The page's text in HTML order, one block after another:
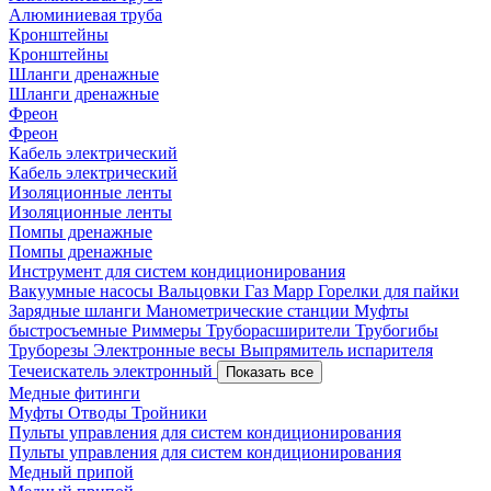
Алюминиевая труба
Кронштейны
Кронштейны
Шланги дренажные
Шланги дренажные
Фреон
Фреон
Кабель электрический
Кабель электрический
Изоляционные ленты
Изоляционные ленты
Помпы дренажные
Помпы дренажные
Инструмент для систем кондиционирования
Вакуумные насосы Вальцовки Газ Mapp Горелки для пайки
Зарядные шланги Манометрические станции Муфты
быстросъемные Риммеры Труборасширители Трубогибы
Труборезы Электронные весы Выпрямитель испарителя
Течеискатель электронный
Показать все
Медные фитинги
Муфты Отводы Тройники
Пульты управления для систем кондиционирования
Пульты управления для систем кондиционирования
Медный припой